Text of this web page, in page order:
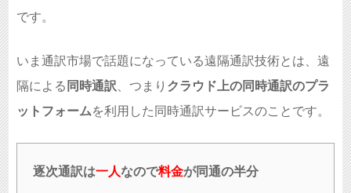
です。
いま通訳市場で話題になっている遠隔通訳技術とは、遠
隔による 同時通訳 、つまり クラウド上の同時通訳のプラ
ットフォームを利用した同時通訳サービスのことです。
逐次通訳は一人なので料金が同通の半分